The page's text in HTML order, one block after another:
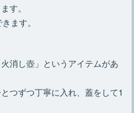
す。
ます。
消し壺」というアイテムがあ
つずつ丁寧に入れ、蓋をして1